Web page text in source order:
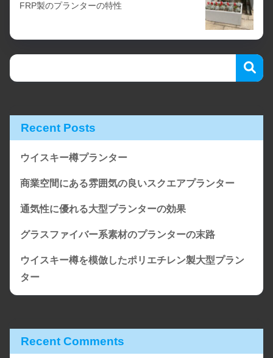
FRP製のプランターの特性
Recent Posts
ウイスキー樽プランター
商業空間にある雰囲気の良いスクエアプランター
通気性に優れる大型プランターの効果
グラスファイバー系素材のプランターの末路
ウイスキー樽を模倣したポリエチレン製大型プラン
ター
Recent Comments